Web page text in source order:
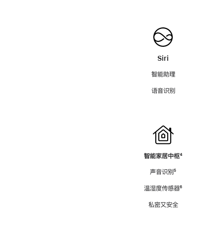
Siri
智能助理
语音识别
智能家居中枢脚
⁴
声音识别脚
⁵
温湿度传感器脚
⁶
私密又安全